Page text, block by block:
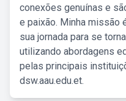
conexões genuínas e
e paixão. Minha missão
sua jornada para se
utilizando abordagens
pelas principais
dsw.aau.edu.et.